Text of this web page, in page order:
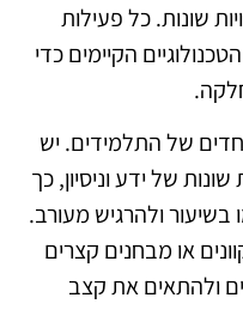
שונות. כל פעילות
הקיימים כדי
של התלמידים. יש
של ידע וניסיון, כך
ולהרגיש מעורב.
או מבחנים קצרים
ולהתאים את קצב